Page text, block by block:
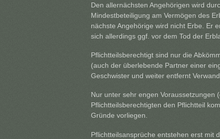
Den allernächsten Angehörigen wird
Mindestbeteiligung am Vermögen des
nächste Angehörige wird nicht Erbe. Er
sich allerdings ggf. vor dem Tod der
Pflichtteilsberechtigt sind nur die
(auch der überlebende Partner einer
Geschwister und weiter entfernt
Nur unter sehr engen Voraussetzungen
Pflichtteilsberechtigten den Pflichtteil
Gründe vorliegen.
Pflichtteilsansprüche entstehen erst mit